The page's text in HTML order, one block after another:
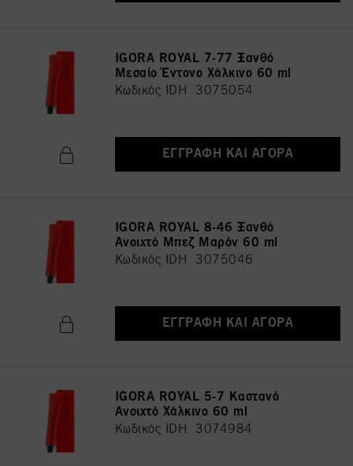
IGORA ROYAL 7-77 Ξανθό
Μεσαίο Έντονο Χάλκινο 60 ml
Κωδικός IDH 3075054
ΕΓΓΡΑΦΉ ΚΑΙ ΑΓΟΡΆ
IGORA ROYAL 8-46 Ξανθό
Ανοιχτό Μπεζ Μαρόν 60 ml
Κωδικός IDH 3075046
ΕΓΓΡΑΦΉ ΚΑΙ ΑΓΟΡΆ
IGORA ROYAL 5-7 Καστανό
Ανοιχτό Χάλκινο 60 ml
Κωδικός IDH 3074984